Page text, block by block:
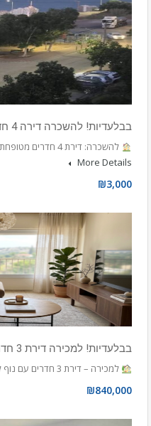
בבלעדיות! להשכרה דירה 4 חד ברחוב החשמונאים, טבריה
להשכרה: דירת 4 חדרים מטופחת ברחוב החשמונאים!
More Details
₪3,000
בבלעדיות! למכירה דירת 3 חדרים ברחוב רבי עקיבא, טבריה
למכירה – דירת 3 חדרים עם נוף לכינרת!…
₪840,000